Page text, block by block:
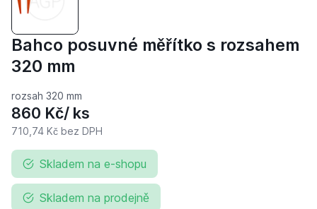
Bahco posuvné měřítko s rozsahem
320 mm
rozsah 320 mm
860 Kč/ ks
710,74 Kč bez DPH
Skladem na e-shopu
Skladem na prodejně